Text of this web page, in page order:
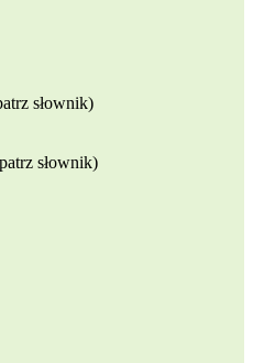
słownik)
słownik)